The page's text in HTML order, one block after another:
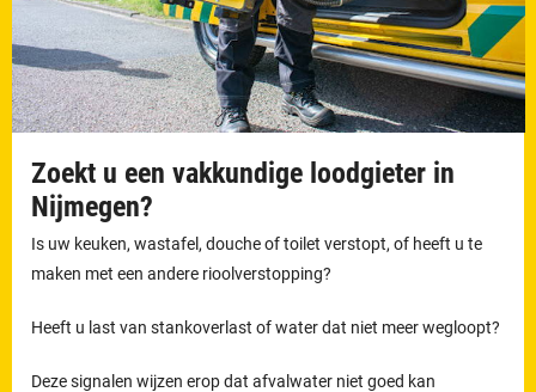
Zoekt u een vakkundige loodgieter in
Nijmegen?
Is uw keuken, wastafel, douche of toilet verstopt, of heeft u te
maken met een andere rioolverstopping?
Heeft u last van stankoverlast of water dat niet meer wegloopt?
Deze signalen wijzen erop dat afvalwater niet goed kan